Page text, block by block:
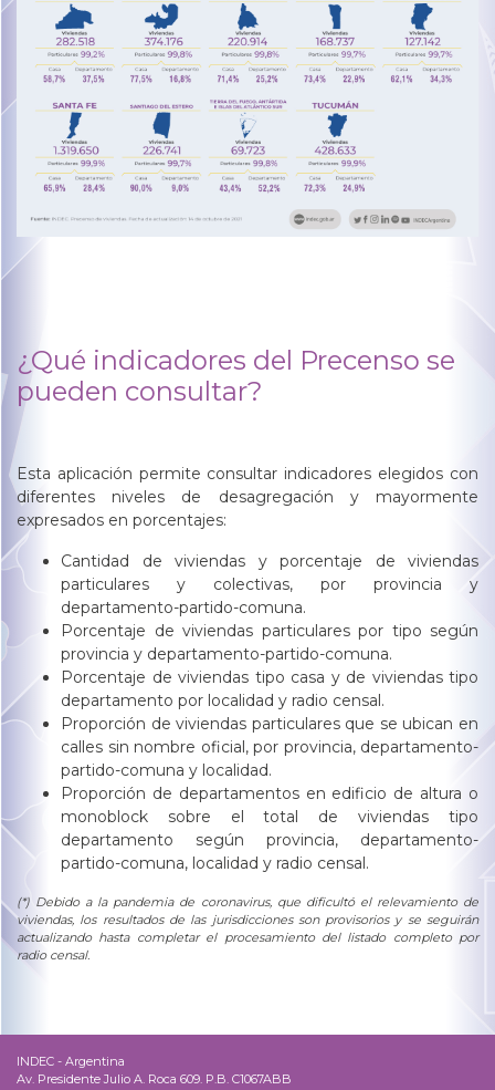
¿Qué indicadores del Precenso se
pueden consultar?
Esta aplicación permite consultar indicadores elegidos con
diferentes niveles de desagregación y mayormente
expresados en porcentajes:
Cantidad de viviendas y porcentaje de viviendas
particulares y colectivas, por provincia y
departamento-partido-comuna.
Porcentaje de viviendas particulares por tipo según
provincia y departamento-partido-comuna.
Porcentaje de viviendas tipo casa y de viviendas tipo
departamento por localidad y radio censal.
Proporción de viviendas particulares que se ubican en
calles sin nombre oficial, por provincia, departamento-
partido-comuna y localidad.
Proporción de departamentos en edificio de altura o
monoblock sobre el total de viviendas tipo
departamento según provincia, departamento-
partido-comuna, localidad y radio censal.
(*) Debido a la pandemia de coronavirus, que dificultó el relevamiento de
viviendas, los resultados de las jurisdicciones son provisorios y se seguirán
actualizando hasta completar el procesamiento del listado completo por
radio censal.
INDEC - Argentina
Av. Presidente Julio A. Roca 609. P.B. C1067ABB